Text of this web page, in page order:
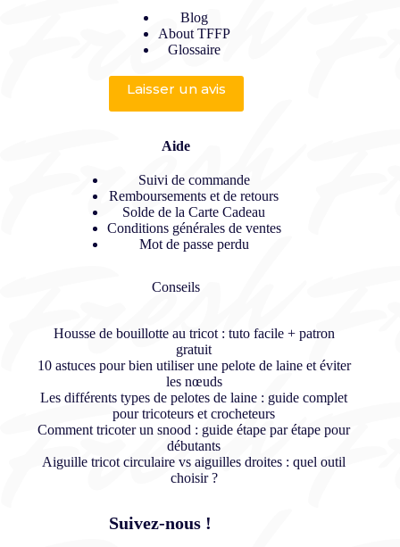
Blog
About TFFP
Glossaire
Laisser un avis
Aide
Suivi de commande
Remboursements et de retours
Solde de la Carte Cadeau
Conditions générales de ventes
Mot de passe perdu
Conseils
Housse de bouillotte au tricot : tuto facile + patron
gratuit
10 astuces pour bien utiliser une pelote de laine et éviter
les nœuds
Les différents types de pelotes de laine : guide complet
pour tricoteurs et crocheteurs
Comment tricoter un snood : guide étape par étape pour
débutants
Aiguille tricot circulaire vs aiguilles droites : quel outil
choisir ?
Suivez-nous !